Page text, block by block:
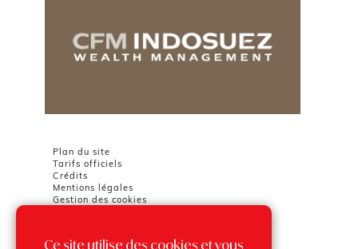
Plan du site
Tarifs officiels
Crédits
Mentions légales
Gestion des cookies
Chambre Immobilière Monégasque
Ce site utilise des cookies et vous